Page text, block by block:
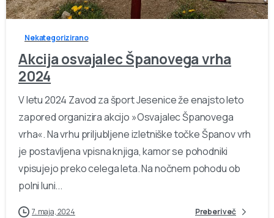
Nekategorizirano
Akcija osvajalec Španovega vrha
2024
V letu 2024 Zavod za šport Jesenice že enajsto leto
zapored organizira akcijo »Osvajalec Španovega
vrha«. Na vrhu priljubljene izletniške točke Španov vrh
je postavljena vpisna knjiga, kamor se pohodniki
vpisujejo preko celega leta. Na nočnem pohodu ob
polni luni...
7. maja, 2024 Preberi več